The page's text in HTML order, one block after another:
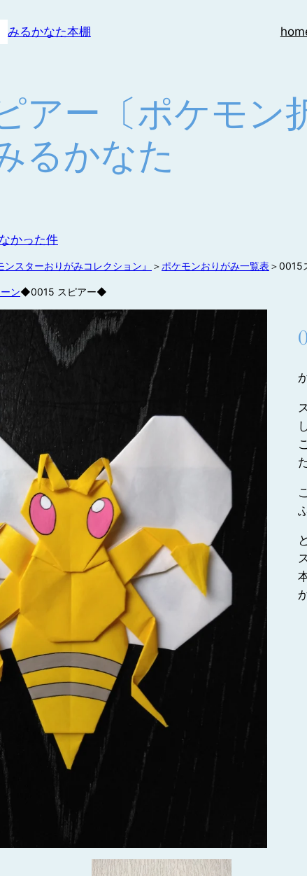
みるかなた本棚
アー〔ポケモン
るかなた
かった件
ンスターおりがみコレクション』 ＞ ポケモンおりがみ一覧表 ＞0015
ン◆0015 スピアー◆